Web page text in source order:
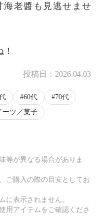
海老醬も見逃せませ
投稿日： 2026.04.03
60代
70代
ーツ／菓子
等が異なる場合がありま
ご購入の際の目安としてお
に表示されません。
用アイテムをご確認くださ